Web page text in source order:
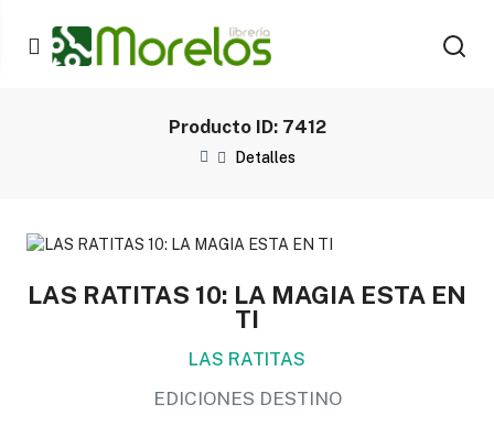
Producto ID: 7412
Detalles
LAS RATITAS 10: LA MAGIA ESTA EN
TI
LAS RATITAS
EDICIONES DESTINO